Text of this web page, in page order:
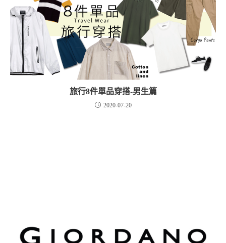
旅行8件單品穿搭-男生篇
2020-07-20